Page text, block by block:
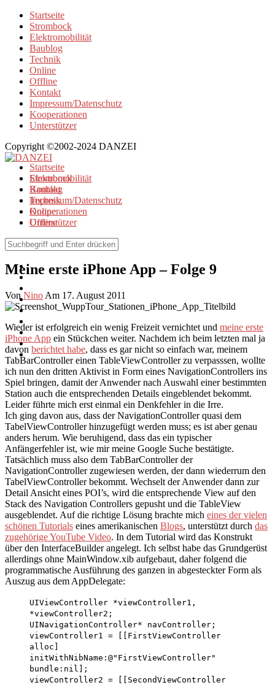
Startseite
Strombock
Elektromobilität
Baublog
Technik
Online
Offline
Kontakt
Impressum/Datenschutz
Kooperationen
Unterstützer
Copyright ©2002-2024 DANZEI
Startseite
Strombock
Kontakt
Impressum/Datenschutz
Kooperationen
Unterstützer
Elektromobilität
Baublog
Technik
Online
Offline
Technik
Meine erste iPhone App – Folge 9
Von Nino Am 17. August 2011
Wieder ist erfolgreich ein wenig Freizeit vernichtet und meine erste
iPhone App ein Stückchen weiter. Nachdem ich beim letzten mal ja
davon berichtet habe, dass es gar nicht so einfach war, meinem
TabBarController einen TableViewController zu verpasssen, wollte
ich nun den dritten Aktivist in Form eines NavigationControllers ins
Spiel bringen, damit der Anwender nach Auswahl einer bestimmten
Station auch die entsprechenden Details eingeblendet bekommt.
Leider führte mich erst einmal ein Denkfehler in die Irre.
Ich ging davon aus, dass der NavigationController quasi dem
TabelViewController hinzugefügt werden muss; es ist aber genau
anders herum. Wie beruhigend, dass das ein typischer
Anfängerfehler ist, wie mir meine Google Suche bestätigte.
Tatsächlich muss also dem TabBarController der
NavigationController zugewiesen werden, der dann wiederrum den
TabelViewController bekommt. Wechselt der Anwender dann zur
Detail Ansicht eines POI’s, wird die entsprechende View auf den
Stack des Navigation Controllers gepusht und die TableView
ausgeblendet. Auf die richtige Lösung brachte mich eines der vielen
schönen Tutorials eines amerikanischen Blogs, unterstützt durch das
zugehörige YouTube Video. In dem Tutorial wird das Konstrukt
über den InterfaceBuilder angelegt. Ich selbst habe das Grundgerüst
allerdings ohne MainWindow.xib aufgebaut, daher folgend die
programmatische Ausführung des ganzen in abgesteckter Form als
Auszug aus dem AppDelegate:
UIViewController *viewController1,
*viewController2;
UINavigationController* navController;
viewController1 = [[FirstViewController
alloc]
initWithNibName:@"FirstViewController"
bundle:nil];
viewController2 = [[SecondViewController